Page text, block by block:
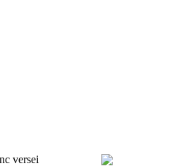
versei